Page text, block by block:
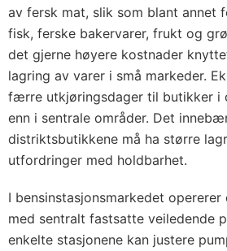
av fersk mat, slik som blant annet
fisk, ferske bakervarer, frukt og
det gjerne høyere kostnader
lagring av varer i små markeder.
færre utkjøringsdager til butikker i
enn i sentrale områder. Det
distriktsbutikkene må ha større
utfordringer med holdbarhet.
I bensinstasjonsmarkedet
med sentralt fastsatte veiledende
enkelte stasjonene kan justere